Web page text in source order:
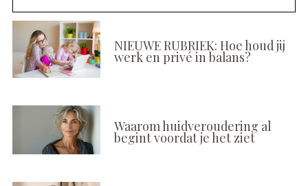
NIEUWE RUBRIEK: Hoe houd jij
werk en privé in balans?
Waarom huidveroudering al
begint voordat je het ziet